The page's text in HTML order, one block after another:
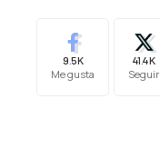
9.5K
Me gusta
41.4K
Seguir